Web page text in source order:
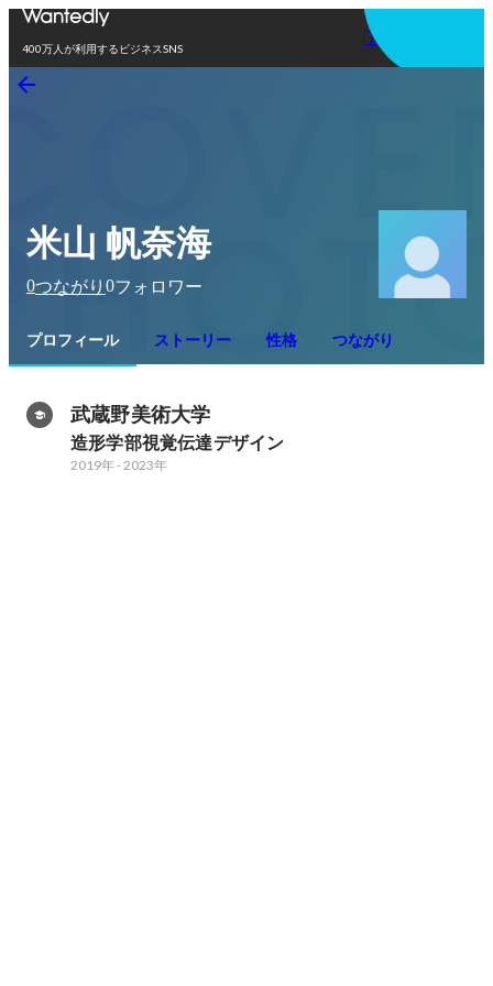
400万人が利用するビジネスSNS
アプリを使う
米山 帆奈海
0つながり 0フォロワー
プロフィール ストーリー 性格 つながり
武蔵野美術大学
造形学部視覚伝達デザイン
2019年-2023年